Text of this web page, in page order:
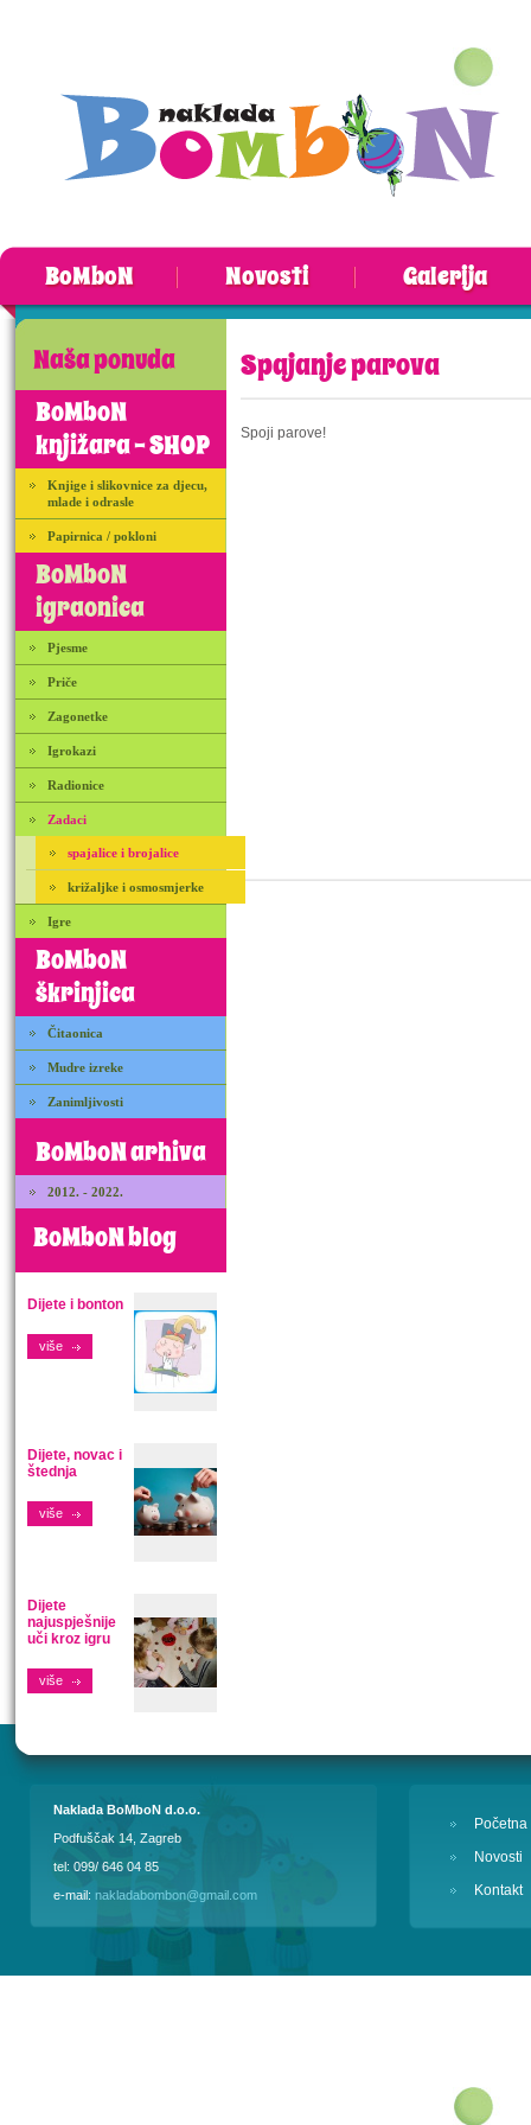
BoMboN Novosti Galerija
Naša ponuda
BoMboN
knjižara - SHOP
Knjige i slikovnice za djecu,
mlade i odrasle
Papirnica / pokloni
BoMboN
igraonica
Pjesme
Priče
Zagonetke
Igrokazi
Radionice
Zadaci
spajalice i brojalice
križaljke i osmosmjerke
Igre
BoMboN
škrinjica
Čitaonica
Mudre izreke
Zanimljivosti
BoMboN arhiva
2012. - 2022.
BoMboN blog
Dijete i bonton
više
Dijete, novac i
štednja
više
Dijete
najuspješnije
uči kroz igru
više
Spajanje parova
Spoji parove!
Naklada BoMboN d.o.o.
Podfuščak 14, Zagreb
tel: 099/ 646 04 85
e-mail: nakladabombon@gmail.com
Početna
Novosti
Kontakt